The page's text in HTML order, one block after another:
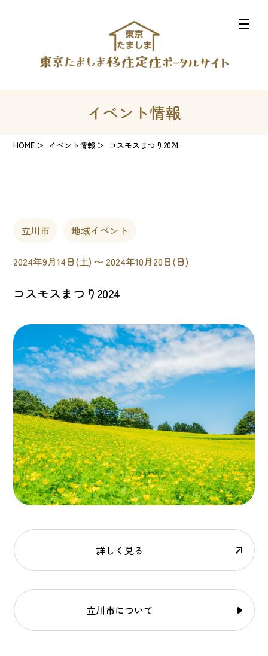
イベント情報
HOME イベント情報 コスモスまつり2024
立川市 地域イベント
2024年9月14日(土) 〜 2024年10月20日(日)
コスモスまつり2024
詳しく見る
立川市について